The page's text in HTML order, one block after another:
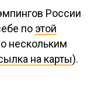
России
по этой
нескольким
на карты).